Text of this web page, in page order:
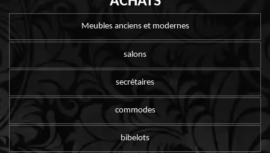
Meubles anciens et modernes
salons
secrétaires
commodes
bibelots